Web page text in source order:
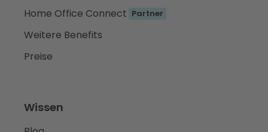
Home Office Connect Partner
Weitere Benefits
Preise
Wissen